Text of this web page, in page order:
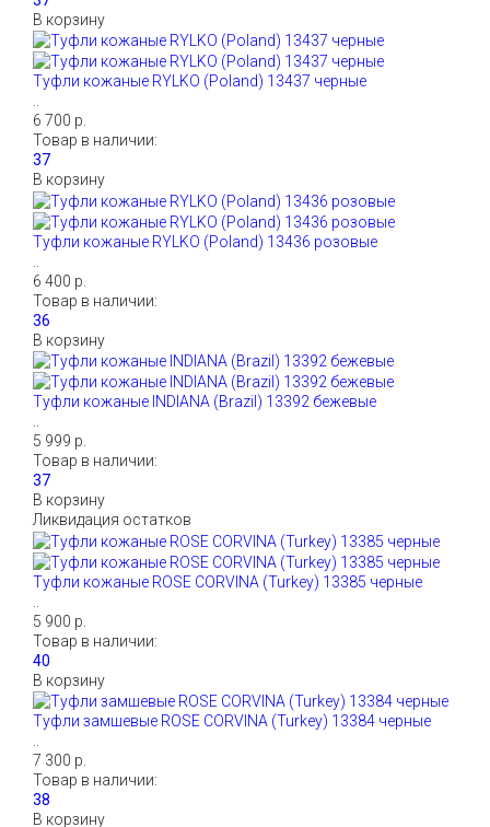
В корзину
Туфли кожаные RYLKO (Poland) 13437 черные
..
6 700 р.
Товар в наличии:
В корзину
Туфли кожаные RYLKO (Poland) 13436 розовые
6 400 р.
Товар в наличии:
В корзину
Туфли кожаные INDIANA (Brazil) 13392 бежевые
..
5 999 р.
Товар в наличии:
В корзину
Ликвидация остатков
Туфли кожаные ROSE CORVINA (Turkey) 13385 черные
5 900 р.
Товар в наличии:
В корзину
Туфли замшевые ROSE CORVINA (Turkey) 13384 черные
..
7 300 р.
Товар в наличии:
В корзину